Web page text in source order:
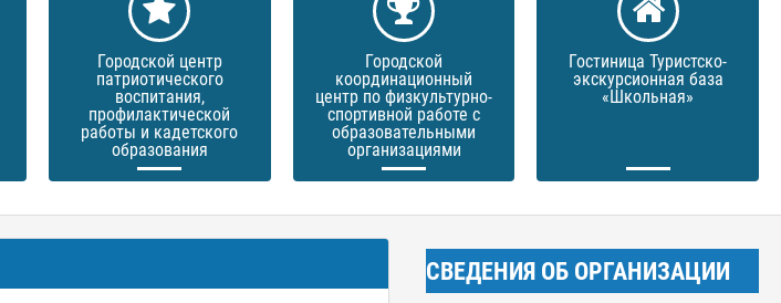
Городской центр
патриотического
воспитания,
профилактической
работы и кадетского
образования
Городской
координационный
центр по физкультурно-
спортивной работе с
образовательными
организациями
Гостиница Туристско-
экскурсионная база
«Школьная»
СВЕДЕНИЯ ОБ ОРГАНИЗАЦИИ